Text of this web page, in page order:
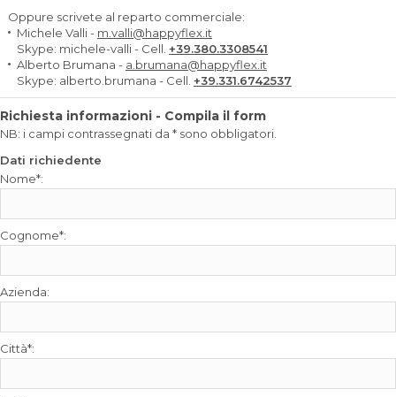
Oppure scrivete al reparto commerciale:
Michele Valli - m.valli@happyflex.it
Skype: michele-valli - Cell. +39.380.3308541
Alberto Brumana - a.brumana@happyflex.it
Skype: alberto.brumana - Cell. +39.331.6742537
Richiesta informazioni - Compila il form
NB: i campi contrassegnati da * sono obbligatori.
Dati richiedente
Nome*:
Cognome*:
Azienda:
Città*: